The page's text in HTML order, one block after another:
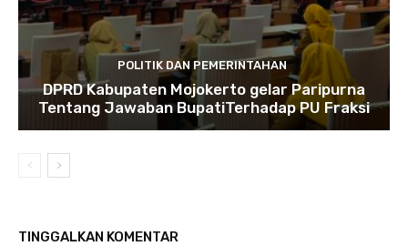
POLITIK DAN PEMERINTAHAN
DPRD Kabupaten Mojokerto gelar Paripurna
Tentang Jawaban BupatiTerhadap PU Fraksi
TINGGALKAN KOMENTAR